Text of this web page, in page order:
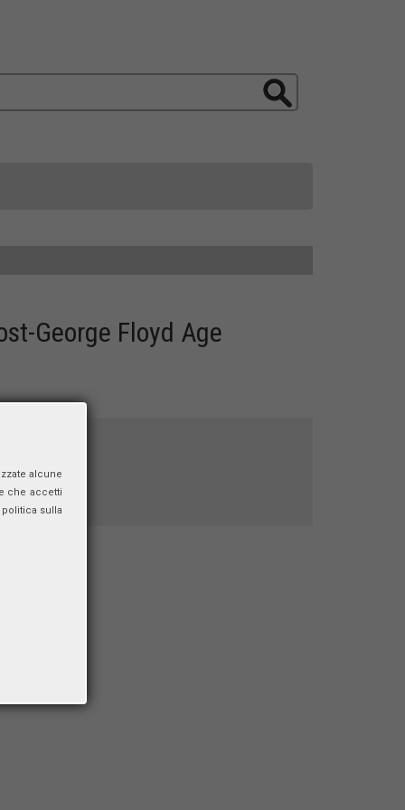
George Floyd Age
alcune
che accetti
sulla